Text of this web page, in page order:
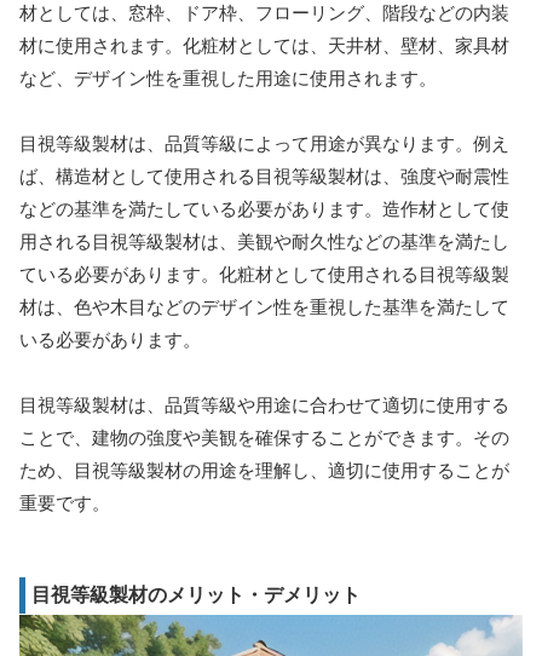
材としては、窓枠、ドア枠、フローリング、階段などの内装
材に使用されます。化粧材としては、天井材、壁材、家具材
など、デザイン性を重視した用途に使用されます。
目視等級製材は、品質等級によって用途が異なります。例え
ば、構造材として使用される目視等級製材は、強度や耐震性
などの基準を満たしている必要があります。造作材として使
用される目視等級製材は、美観や耐久性などの基準を満たし
ている必要があります。化粧材として使用される目視等級製
材は、色や木目などのデザイン性を重視した基準を満たして
いる必要があります。
目視等級製材は、品質等級や用途に合わせて適切に使用する
ことで、建物の強度や美観を確保することができます。その
ため、目視等級製材の用途を理解し、適切に使用することが
重要です。
目視等級製材のメリット・デメリット